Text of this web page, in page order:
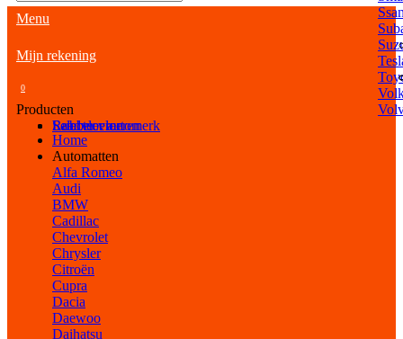
Menu
Mijn rekening
0
Producten
Selecteer automerk
Laadvloeren
Rubber vloeren
Home
Automatten
Alfa Romeo
Audi
BMW
Cadillac
Chevrolet
Chrysler
Citroën
Cupra
Dacia
Daewoo
Daihatsu